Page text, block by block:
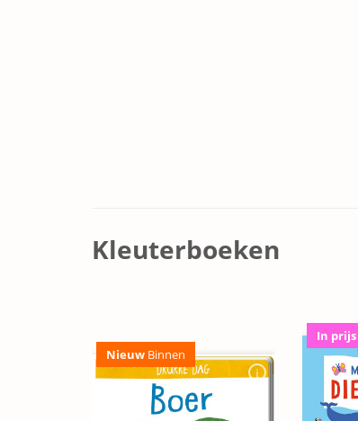
Kleuterboeken
Nieuw Binnen
In prijs